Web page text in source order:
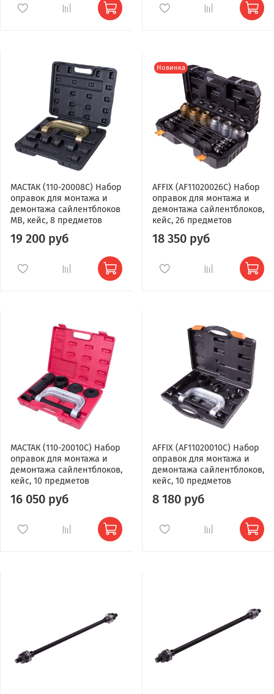
МАСТАК (110-20008C) Набор
оправок для монтажа и
демонтажа сайлентблоков
MB, кейс, 8 предметов
19 200 руб
Новинка
AFFIX (AF11020026C) Набор
оправок для монтажа и
демонтажа сайлентблоков,
кейс, 26 предметов
18 350 руб
МАСТАК (110-20010C) Набор
оправок для монтажа и
демонтажа сайлентблоков,
кейс, 10 предметов
16 050 руб
AFFIX (AF11020010C) Набор
оправок для монтажа и
демонтажа сайлентблоков,
кейс, 10 предметов
8 180 руб